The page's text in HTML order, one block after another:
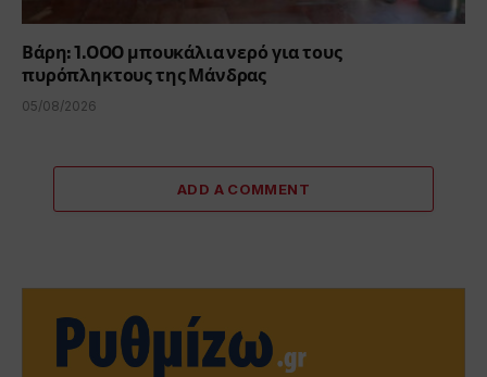
Βάρη: 1.000 μπουκάλια νερό για τους
πυρόπληκτους της Μάνδρας
05/08/2026
ADD A COMMENT